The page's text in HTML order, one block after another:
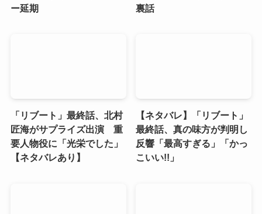
ー延期
裏話
「リブート」最終話、北村
匠海がサプライズ出演 重
要人物役に「光栄でした」
【ネタバレあり】
【ネタバレ】「リブート」
最終話、真の味方が判明し
反響「最高すぎる」「かっ
こいい!!」